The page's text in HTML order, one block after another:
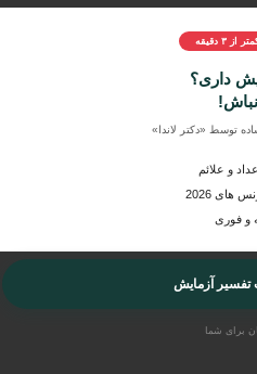
۳ دقیقه
داری؟
توسط «دکتر لاندا»
و علائم
های 2026
و فوری
تفسیر آزمایش